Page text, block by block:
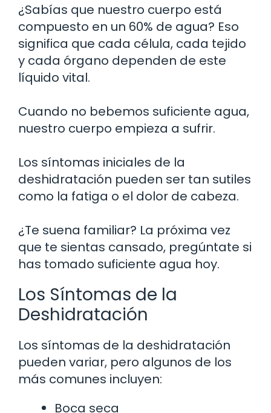
¿Sabías que nuestro cuerpo está
compuesto en un 60% de agua? Eso
significa que cada célula, cada tejido
y cada órgano dependen de este
líquido vital.
Cuando no bebemos suficiente agua,
nuestro cuerpo empieza a sufrir.
Los síntomas iniciales de la
deshidratación pueden ser tan sutiles
como la fatiga o el dolor de cabeza.
¿Te suena familiar? La próxima vez
que te sientas cansado, pregúntate si
has tomado suficiente agua hoy.
Los Síntomas de la
Deshidratación
Los síntomas de la deshidratación
pueden variar, pero algunos de los
más comunes incluyen:
Boca seca